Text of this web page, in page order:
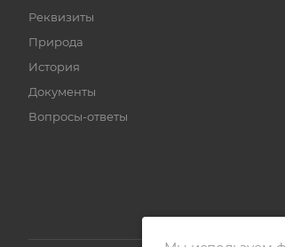
Реквизиты
Природа
История
Документы
Вопросы-ответы